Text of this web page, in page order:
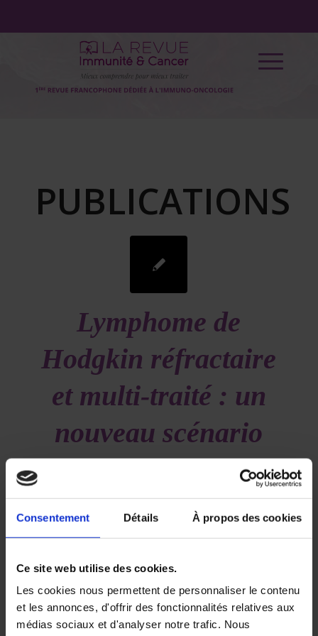
Consentement Détails À propos des cookies
Ce site web utilise des cookies.
Les cookies nous permettent de personnaliser le contenu
et les annonces, d'offrir des fonctionnalités relatives aux
médias sociaux et d'analyser notre trafic. Nous
PUBLICATIONS
Lymphome de
Hodgkin réfractaire
et multi-traité : un
nouveau scénario
grâce à
l’immunothérapie !
7 avril 2018 / dansVolume 1 - Numéro 2 / parJohn Doe
Le lymphome de Hodgkin (LH) classique est une
hémopathie maligne curable dans 80 % des formes
avancées et 90 % des formes localisées.
Cependant, jusqu’à ces dernières années,